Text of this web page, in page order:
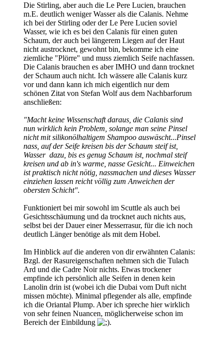
Die Stirling, aber auch die Le Pere Lucien, brauchen
m.E. deutlich weniger Wasser als die Calanis. Nehme
ich bei der Stirling oder der Le Pere Lucien soviel
Wasser, wie ich es bei den Calanis für einen guten
Schaum, der auch bei längerem Liegen auf der Haut
nicht austrocknet, gewohnt bin, bekomme ich eine
ziemliche "Plörre" und muss ziemlich Seife nachfassen.
Die Calanis brauchen es aber IMHO und dann trocknet
der Schaum auch nicht. Ich wässere alle Calanis kurz
vor und dann kann ich mich eigentlich nur dem
schönen Zitat von Stefan Wolf aus dem Nachbarforum
anschließen:
"Macht keine Wissenschaft daraus, die Calanis sind
nun wirklich kein Problem, solange man seine Pinsel
nicht mit silikonölhaltigem Shampoo auswäscht...Pinsel
nass, auf der Seife kreisen bis der Schaum steif ist,
Wasser dazu, bis es genug Schaum ist, nochmal steif
kreisen und ab in's warme, nasse Gesicht... Einweichen
ist praktisch nicht nötig, nassmachen und dieses Wasser
einziehen lassen reicht völlig zum Anweichen der
obersten Schicht".
Funktioniert bei mir sowohl im Scuttle als auch bei
Gesichtsschäumung und da trocknet auch nichts aus,
selbst bei der Dauer einer Messerrasur, für die ich noch
deutlich Länger benötige als mit dem Hobel.
Im Hinblick auf die anderen von dir erwähnten Calanis:
Bzgl. der Rasureigenschaften nehmen sich die Tulach
Ard und die Cadre Noir nichts. Etwas trockener
empfinde ich persönlich alle Seifen in denen kein
Lanolin drin ist (wobei ich die Dubai vom Duft nicht
missen möchte). Minimal pflegender als alle, empfinde
ich die Oriantal Plump. Aber ich spreche hier wirklich
von sehr feinen Nuancen, möglicherweise schon im
Bereich der Einbildung
.